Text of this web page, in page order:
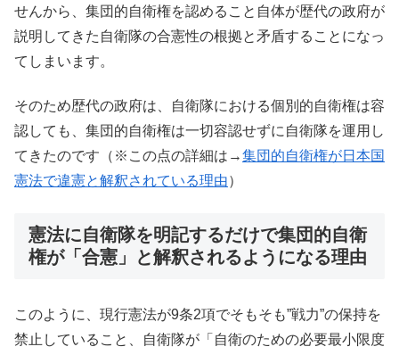
せんから、集団的自衛権を認めること自体が歴代の政府が
説明してきた自衛隊の合憲性の根拠と矛盾することになっ
てしまいます。
そのため歴代の政府は、自衛隊における個別的自衛権は容
認しても、集団的自衛権は一切容認せずに自衛隊を運用し
てきたのです（※この点の詳細は→集団的自衛権が日本国
憲法で違憲と解釈されている理由）
憲法に自衛隊を明記するだけで集団的自衛
権が「合憲」と解釈されるようになる理由
このように、現行憲法が9条2項でそもそも”戦力”の保持を
禁止していること、自衛隊が「自衛のための必要最小限度